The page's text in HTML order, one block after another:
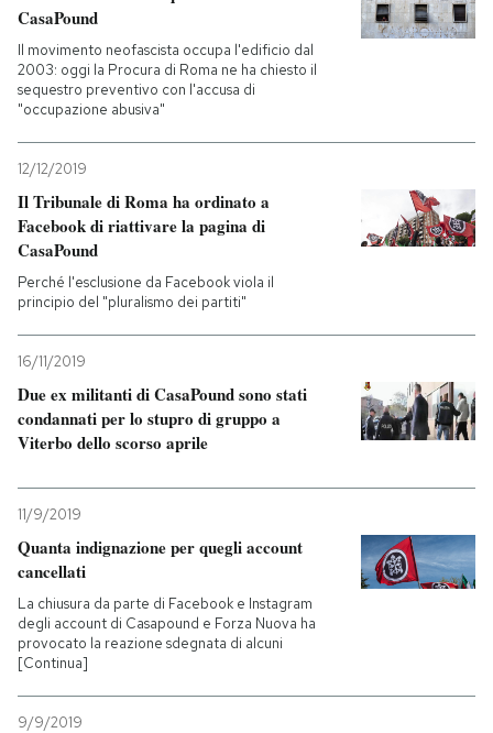
CasaPound
Il movimento neofascista occupa l'edificio dal
2003: oggi la Procura di Roma ne ha chiesto il
sequestro preventivo con l'accusa di
"occupazione abusiva"
12/12/2019
Il Tribunale di Roma ha ordinato a
Facebook di riattivare la pagina di
CasaPound
Perché l'esclusione da Facebook viola il
principio del "pluralismo dei partiti"
16/11/2019
Due ex militanti di CasaPound sono stati
condannati per lo stupro di gruppo a
Viterbo dello scorso aprile
11/9/2019
Quanta indignazione per quegli account
cancellati
La chiusura da parte di Facebook e Instagram
degli account di Casapound e Forza Nuova ha
provocato la reazione sdegnata di alcuni
[Continua]
9/9/2019